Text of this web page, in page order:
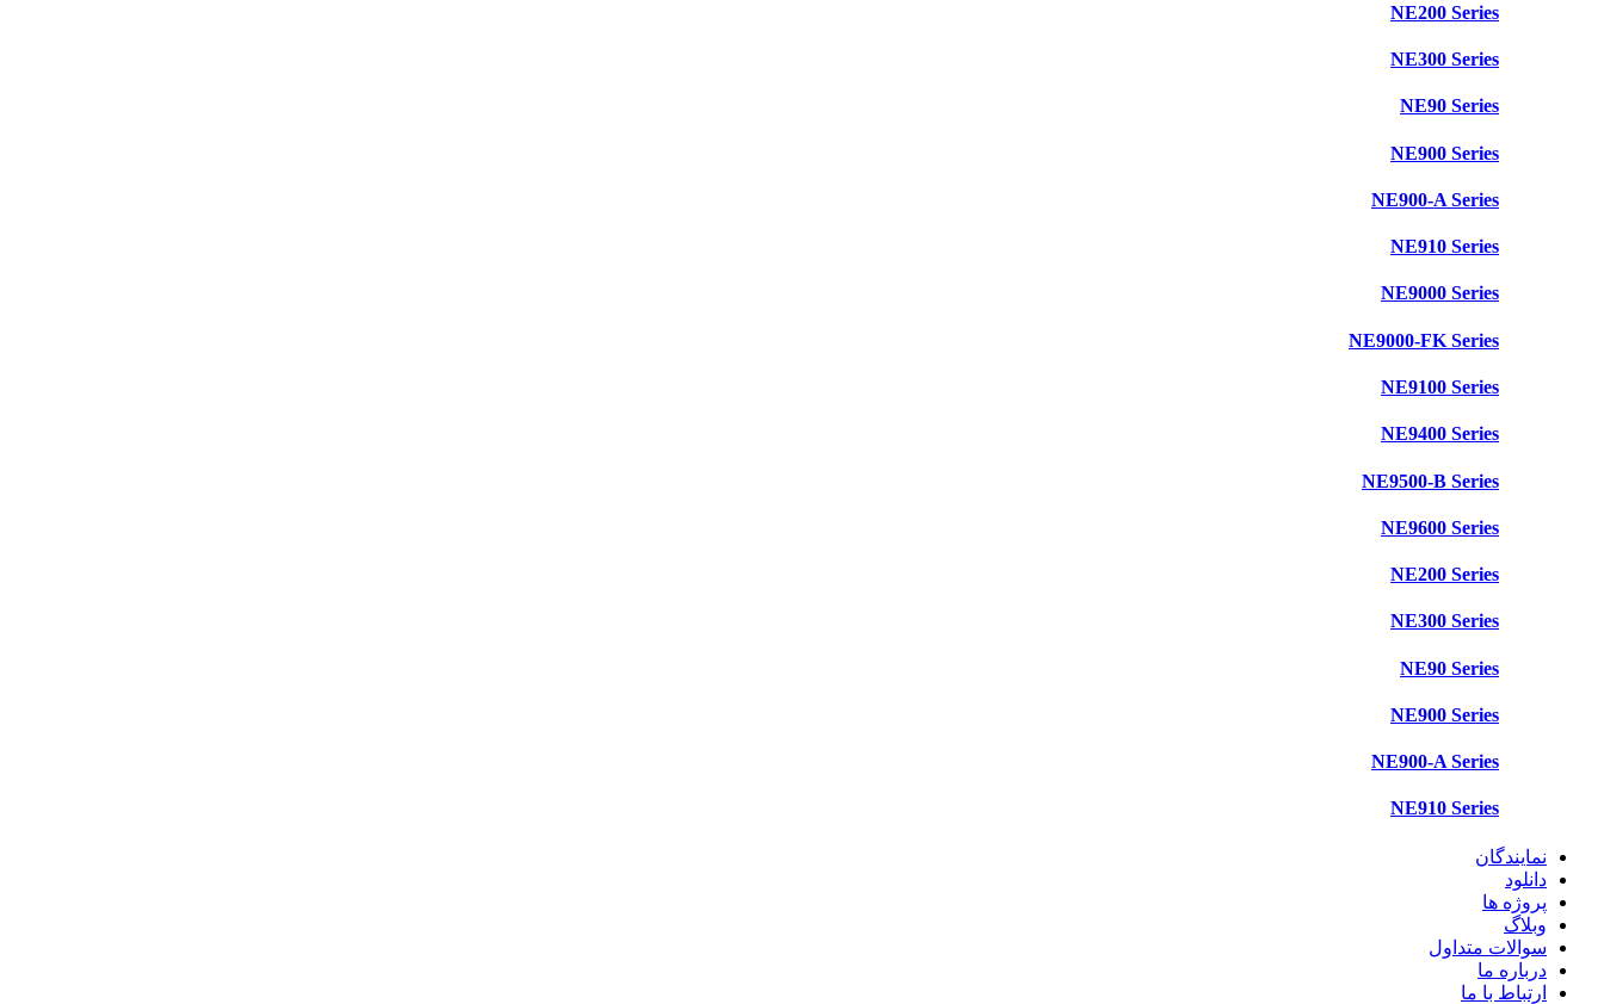
NE200 Series
NE300 Series
NE90 Series
NE900 Series
NE900-A Series
NE910 Series
NE9000 Series
NE9000-FK Series
NE9100 Series
NE9400 Series
NE9500-B Series
NE9600 Series
NE200 Series
NE300 Series
NE90 Series
NE900 Series
NE900-A Series
NE910 Series
نمایندگان
دانلود
پروژه ها
وبلاگ
سوالات متداول
درباره ما
ارتباط با ما